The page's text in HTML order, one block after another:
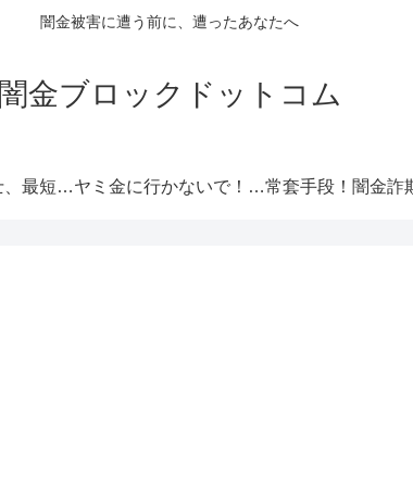
闇金被害に遭う前に、遭ったあなたへ
闇金ブロックドットコム
闇金対応弁護士、最短即日解決！ ヤミ金に行かないで！厳選オススメ消費者金融